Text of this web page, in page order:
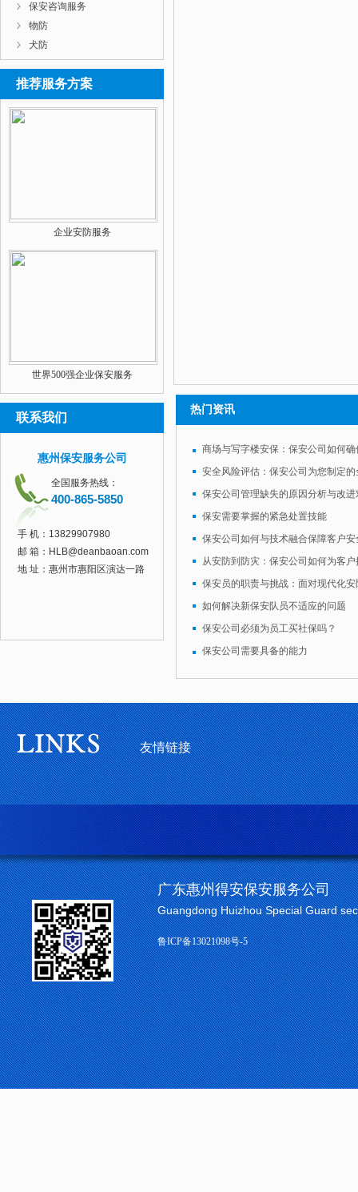
保安咨询服务
物防
犬防
推荐服务方案
企业安防服务
世界500强企业保安服务
联系我们
惠州保安服务公司
全国服务热线：
400-865-5850
手 机： 13829907980
邮 箱： HLB@deanbaoan.com
地 址：惠州市惠阳区演达一路
热门资讯
保安公司管理缺失的原因分析与改进
保安需要掌握的紧急处置技能
保安公司如何与技术融合保障客户安
保安员的职责与挑战：面对现代化安
如何解决新保安队员不适应的问题
保安公司必须为员工买社保吗？
保安公司需要具备的能力
友情链接
广东惠州得安保安服务公司
Guangdong Huizhou Special Guard
鲁ICP备13021098号-5